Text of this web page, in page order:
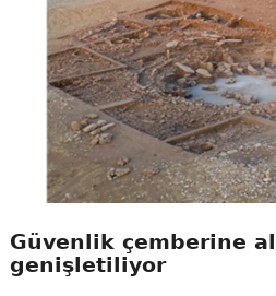
Güvenlik çemberine
genişletiliyor